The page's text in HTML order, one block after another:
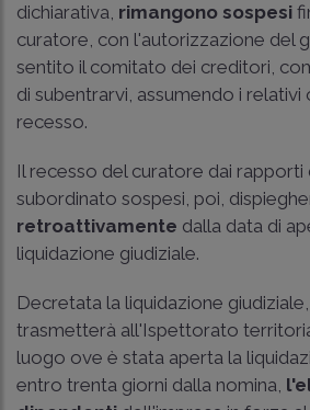
dichiarativa, rimangono sospesi
curatore, con l'autorizzazione del
sentito il comitato dei creditori,
di subentrarvi, assumendo i
recesso.
Il recesso del curatore dai rapporti
subordinato sospesi, poi,
retroattivamente dalla data di
liquidazione giudiziale.
Decretata la liquidazione
trasmetterà all'Ispettorato
luogo ove è stata aperta la
entro trenta giorni dalla nomina,